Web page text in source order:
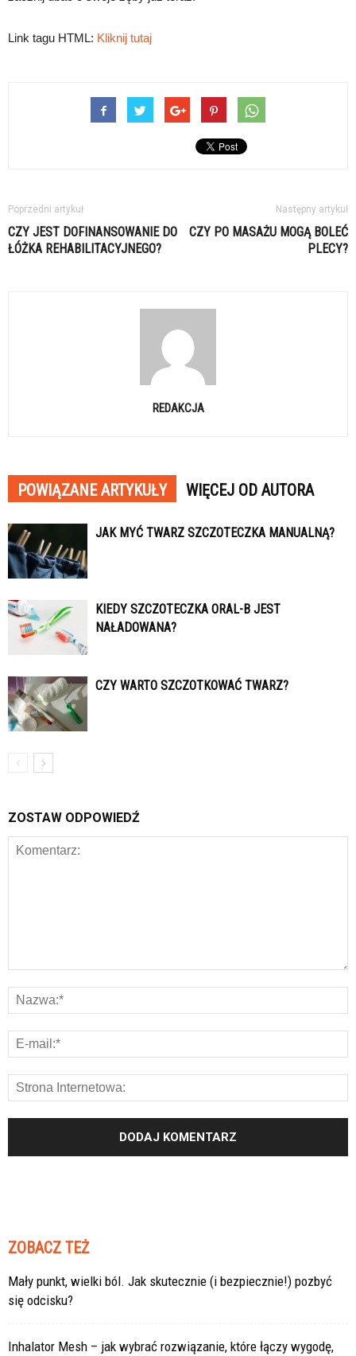
Link tagu HTML: Kliknij tutaj
Poprzedni artykuł
CZY JEST DOFINANSOWANIE DO
ŁÓŻKA REHABILITACYJNEGO?
Następny artykuł
CZY PO MASAŻU MOGĄ BOLEĆ
PLECY?
REDAKCJA
POWIĄZANE ARTYKUŁY WIĘCEJ OD AUTORA
JAK MYĆ TWARZ SZCZOTECZKA MANUALNĄ?
KIEDY SZCZOTECZKA ORAL-B JEST
NAŁADOWANA?
CZY WARTO SZCZOTKOWAĆ TWARZ?
ZOSTAW ODPOWIEDŹ
ZOBACZ TEŻ
Mały punkt, wielki ból. Jak skutecznie (i bezpiecznie!) pozbyć
się odcisku?
Inhalator Mesh – jak wybrać rozwiązanie, które łączy wygodę,